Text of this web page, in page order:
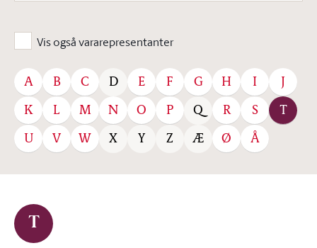
Vis også vararepresentanter
A B C D E F G H I J
K L M N O P Q R S T
U V W X Y Z Æ Ø Å
T